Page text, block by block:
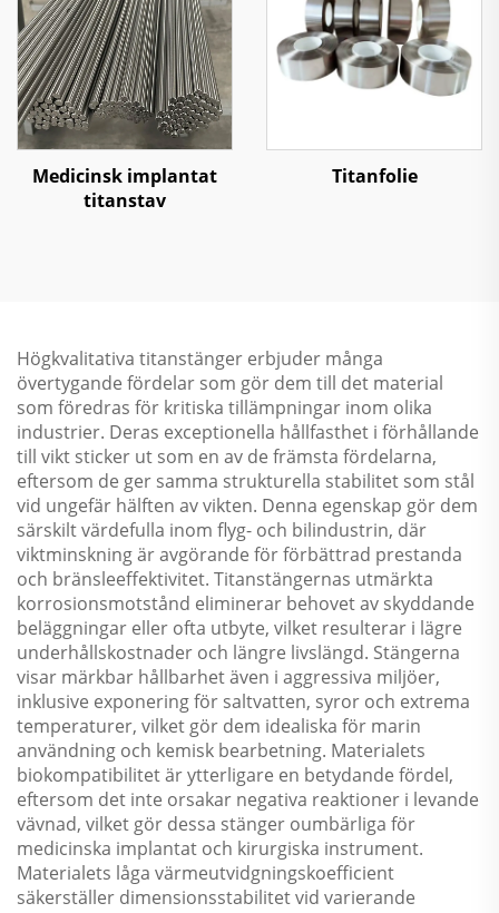
Medicinsk implantat
titanstav
Titanfolie
Högkvalitativa titanstänger erbjuder många
övertygande fördelar som gör dem till det material
som föredras för kritiska tillämpningar inom olika
industrier. Deras exceptionella hållfasthet i förhållande
till vikt sticker ut som en av de främsta fördelarna,
eftersom de ger samma strukturella stabilitet som stål
vid ungefär hälften av vikten. Denna egenskap gör dem
särskilt värdefulla inom flyg- och bilindustrin, där
viktminskning är avgörande för förbättrad prestanda
och bränsleeffektivitet. Titanstängernas utmärkta
korrosionsmotstånd eliminerar behovet av skyddande
beläggningar eller ofta utbyte, vilket resulterar i lägre
underhållskostnader och längre livslängd. Stängerna
visar märkbar hållbarhet även i aggressiva miljöer,
inklusive exponering för saltvatten, syror och extrema
temperaturer, vilket gör dem idealiska för marin
användning och kemisk bearbetning. Materialets
biokompatibilitet är ytterligare en betydande fördel,
eftersom det inte orsakar negativa reaktioner i levande
vävnad, vilket gör dessa stänger oumbärliga för
medicinska implantat och kirurgiska instrument.
Materialets låga värmeutvidgningskoefficient
säkerställer dimensionsstabilitet vid varierande